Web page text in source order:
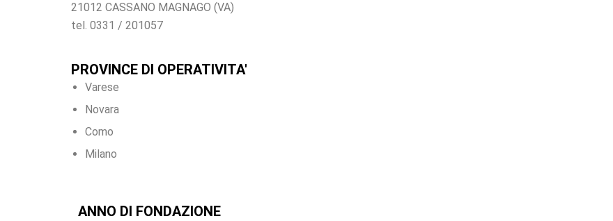
21012 CASSANO MAGNAGO (VA)
tel. 0331 / 201057
PROVINCE DI OPERATIVITA'
Varese
Novara
Como
Milano
ANNO DI FONDAZIONE